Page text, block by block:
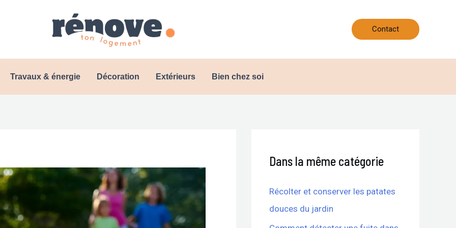
Contact
Travaux & énergie Décoration Extérieurs Bien chez soi
Dans la même catégorie
Récolter et conserver les patates
douces du jardin